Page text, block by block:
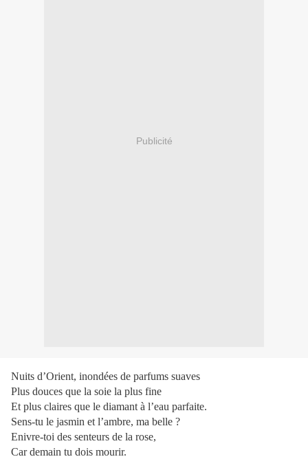
Publicité
Nuits d’Orient, inondées de parfums suaves
Plus douces que la soie la plus fine
Et plus claires que le diamant à l’eau parfaite.
Sens-tu le jasmin et l’ambre, ma belle ?
Enivre-toi des senteurs de la rose,
Car demain tu dois mourir.